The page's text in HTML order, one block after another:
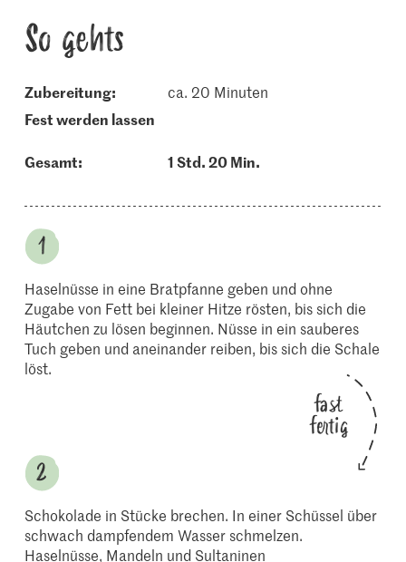
So gehts
Zubereitung:
ca. 20 Minuten
fest werden lassen
Gesamt: 1 Std. 20 Min.
Haselnüsse in eine Bratpfanne geben und ohne
Zugabe von Fett bei kleiner Hitze rösten, bis sich die
Häutchen zu lösen beginnen. Nüsse in ein sauberes
Tuch geben und aneinander reiben, bis sich die Schale
löst.
fast
fertig
Schokolade in Stücke brechen. In einer Schüssel über
schwach dampfendem Wasser schmelzen.
Haselnüsse, Mandeln und Sultaninen